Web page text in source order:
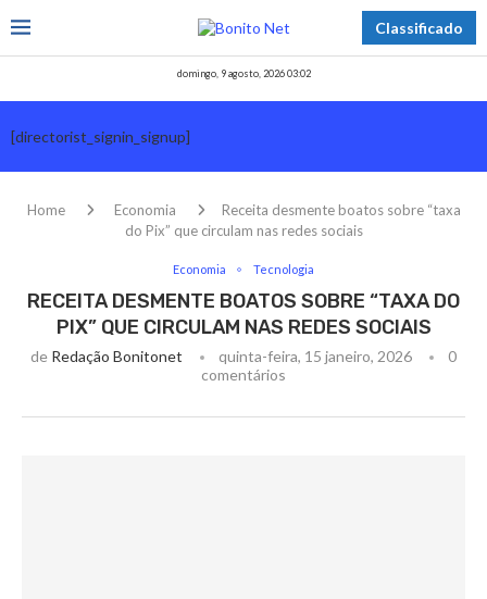
Classificado
domingo, 9 agosto, 2026 03:02
[directorist_signin_signup]
Home Economia
Receita desmente boatos sobre “taxa
do Pix” que circulam nas redes sociais
Economia Tecnologia
RECEITA DESMENTE BOATOS SOBRE “TAXA DO
PIX” QUE CIRCULAM NAS REDES SOCIAIS
de Redação Bonitonet quinta-feira, 15 janeiro, 2026
0
comentários